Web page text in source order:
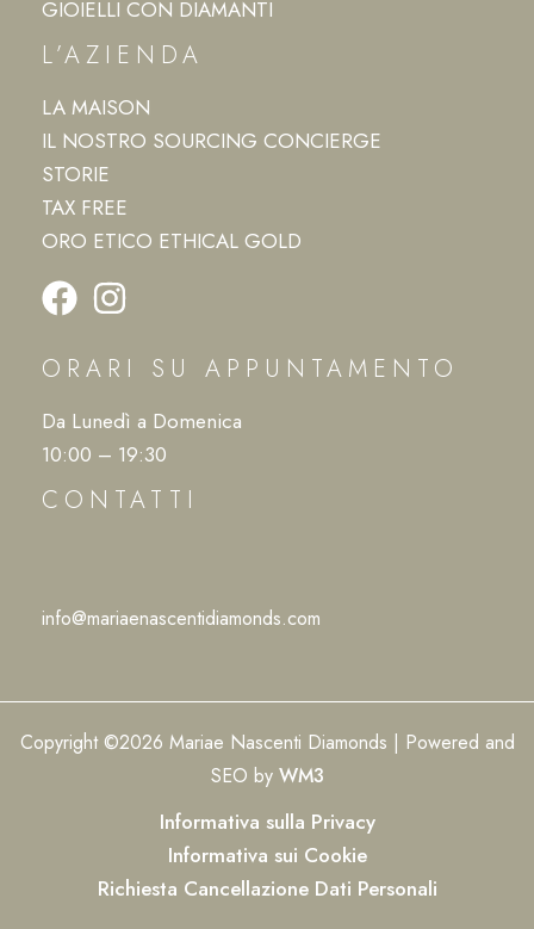
GIOIELLI CON DIAMANTI
L’AZIENDA
LA MAISON
IL NOSTRO SOURCING CONCIERGE
STORIE
TAX FREE
ORO ETICO ETHICAL GOLD
ORARI SU APPUNTAMENTO
Da Lunedì a Domenica
10:00 – 19:30
CONTATTI
info@mariaenascentidiamonds.com
Copyright ©2026 Mariae Nascenti Diamonds | Powered and
SEO by WM3
Informativa sulla Privacy
Informativa sui Cookie
Richiesta Cancellazione Dati Personali